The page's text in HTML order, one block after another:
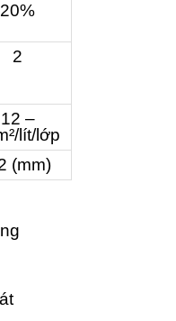
20%
2
12 –
lít/lớp
(mm)